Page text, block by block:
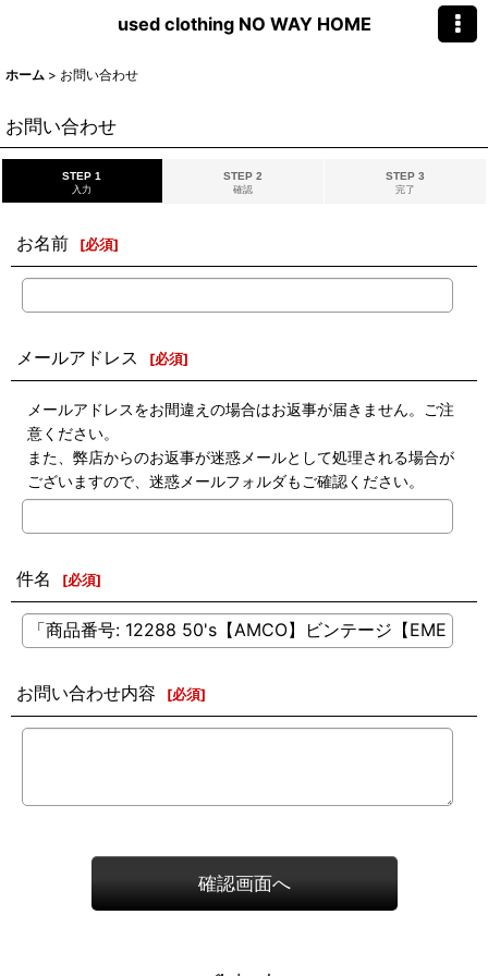
used clothing NO WAY HOME
ホーム > お問い合わせ
お問い合わせ
STEP 1
入力
STEP 2
確認
STEP 3
完了
お名前 [必須]
メールアドレス [必須]
メールアドレスをお間違えの場合はお返事が届きません。ご注
意ください。
また、弊店からのお返事が迷惑メールとして処理される場合が
ございますので、迷惑メールフォルダもご確認ください。
件名 [必須]
お問い合わせ内容 [必須]
確認画面へ